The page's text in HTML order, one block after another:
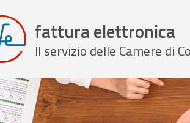
fattura elettronica
Il servizio delle Camere di